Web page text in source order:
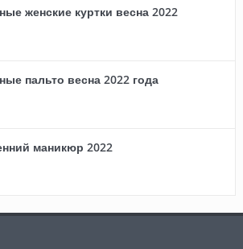
женские куртки весна 2022
пальто весна 2022 года
маникюр 2022